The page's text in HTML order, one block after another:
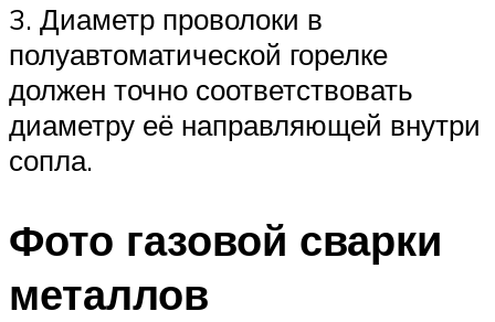
3. Диаметр проволоки в
полуавтоматической горелке
должен точно соответствовать
диаметру её направляющей внутри
сопла.
Фото газовой сварки
металлов